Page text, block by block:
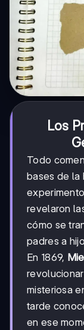
Los
Todo
bases de la
revelaron
cómo se
padres a
En 1869,
misteriosa
tarde
en ese